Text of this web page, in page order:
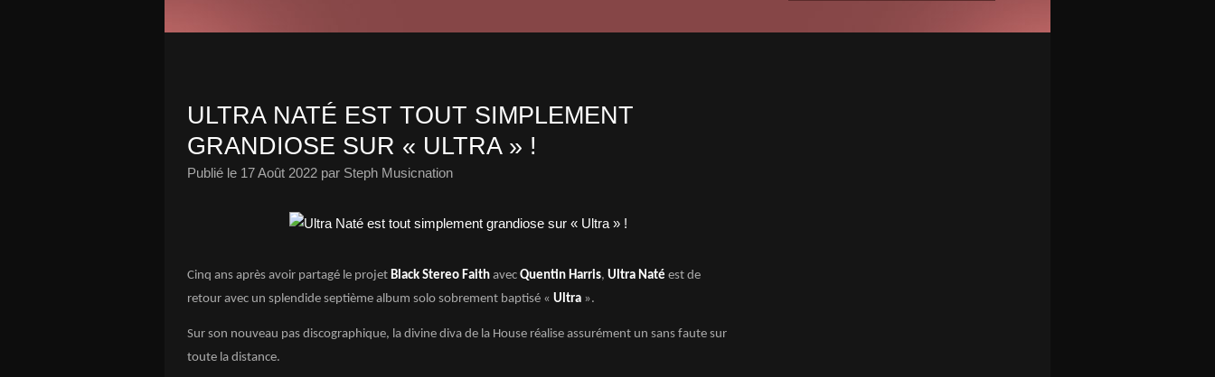
ULTRA NATÉ EST TOUT SIMPLEMENT
GRANDIOSE SUR « ULTRA » !
Publié le 17 Août 2022 par Steph Musicnation
Cinq ans après avoir partagé le projet Black Stereo Faith avec Quentin Harris, Ultra Naté est de
retour avec un splendide septième album solo sobrement baptisé « Ultra ».
Sur son nouveau pas discographique, la divine diva de la House réalise assurément un sans faute sur
toute la distance.